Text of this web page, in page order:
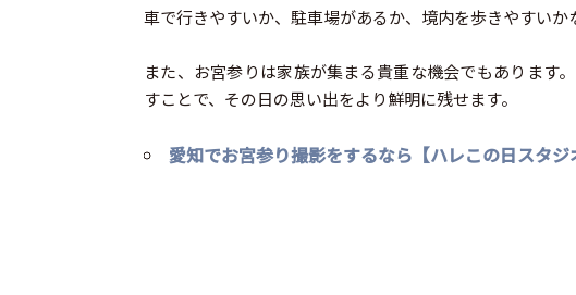
車で行きやすいか、駐車場があるか、境内を歩きやすいか
また、お宮参りは家族が集まる貴重な機会でもあります
すことで、その日の思い出をより鮮明に残せます。
愛知でお宮参り撮影をするなら【ハレこの日スタジ